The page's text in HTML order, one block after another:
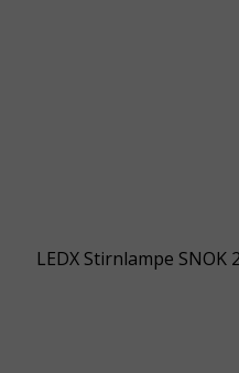
LEDX Stirnlampe SNOK